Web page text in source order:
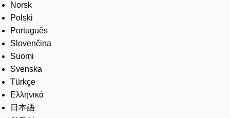
Norsk
Polski
Português
Slovenčina
Suomi
Svenska
Türkçe
Ελληνικά
日本語